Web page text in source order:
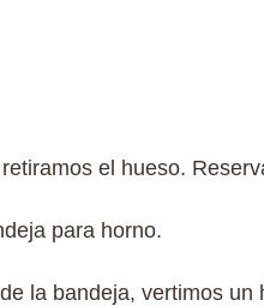
el hueso.
para horno.
la bandeja, vertimos